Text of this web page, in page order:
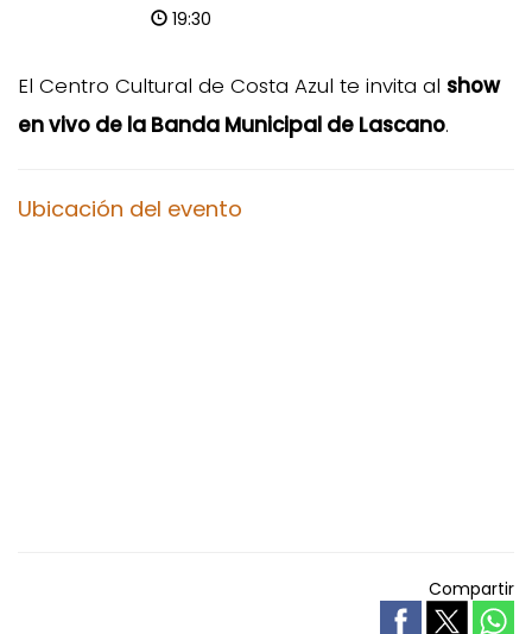
19:30
El Centro Cultural de Costa Azul te invita al show
en vivo de la Banda Municipal de Lascano.
Ubicación del evento
Compartir